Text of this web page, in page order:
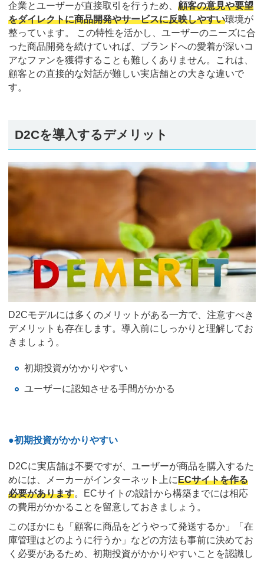
企業とユーザーが直接取引を行うため、 顧客の意見や要望
をダイレクトに商品開発やサービスに反映しやすい環境が
整っています。 この特性を活かし、ユーザーのニーズに合
った商品開発を続けていれば、ブランドへの愛着が深いコ
アなファンを獲得することも難しくありません。これは、
顧客との直接的な対話が難しい実店舗との大きな違いで
す。
D2Cを導入するデメリット
D2Cモデルには多くのメリットがある一方で、注意すべき
デメリットも存在します。導入前にしっかりと理解してお
きましょう。
初期投資がかかりやすい
ユーザーに認知させる手間がかかる
●初期投資がかかりやすい
D2Cに実店舗は不要ですが、ユーザーが商品を購入するた
めには、メーカーがインターネット上にECサイトを作る
必要があります。ECサイトの設計から構築までには相応
の費用がかかることを留意しておきましょう。
このほかにも「顧客に商品をどうやって発送するか」「在
庫管理はどのように行うか」などの方法も事前に決めてお
く必要があるため、初期投資がかかりやすいことを認識し